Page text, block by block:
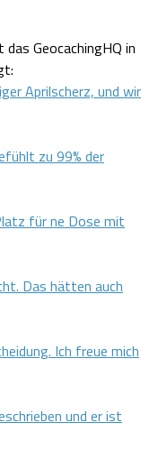
GeocachingHQ in
Aprilscherz, und wir
zu 99% der
für ne Dose mit
Das hätten auch
Ich freue mich
und er ist